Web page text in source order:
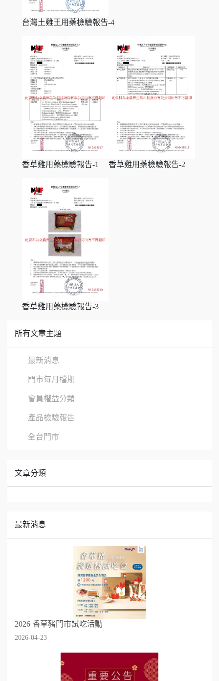
台灣土雞王用藥檢驗報告-4
香草雞用藥檢驗報告-1 香草雞用藥檢驗報告-2
香草雞用藥檢驗報告-3
所有文章主題
最新消息
門市每月檔期
會員權益分類
產品檢驗報告
全台門市
文章分類
最新消息
2026 香草豬門市試吃活動
2026-04-23